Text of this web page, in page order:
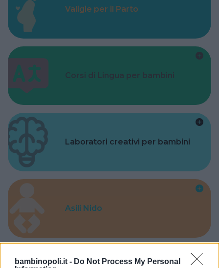
bambinopoli.it - Do Not Process My Personal
Valigie per il Parto
Corsi di Lingua per bambini
Laboratori creativi per bambini
Asili Nido